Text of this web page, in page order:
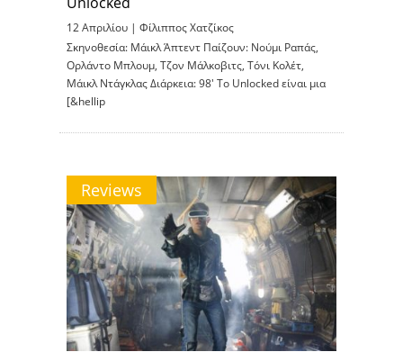
12 Απριλίου | Φίλιππος Χατζίκος
Σκηνοθεσία: Μάικλ Άπτεντ Παίζουν: Νούμι Ραπάς,
Ορλάντο Μπλουμ, Τζον Μάλκοβιτς, Τόνι Κολέτ,
Μάικλ Ντάγκλας Διάρκεια: 98′ Το Unlocked είναι μια
[&hellip
Reviews